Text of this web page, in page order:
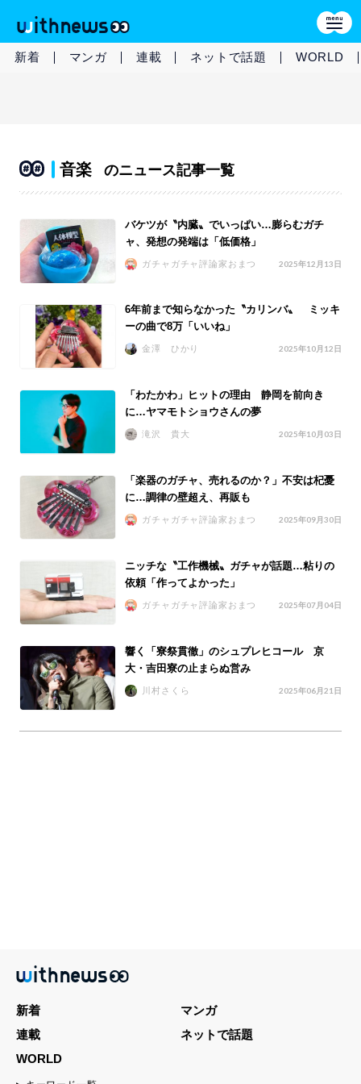
新着 マンガ 連載 ネットで話題 WORLD
音楽 のニュース記事一覧
バケツが〝内臓〟でいっぱい…膨らむガチ
ャ、発想の発端は「低価格」
ガチャガチャ評論家おまつ 2025年12月13日
6年前まで知らなかった〝カリンバ〟 ミッキ
ーの曲で8万「いいね」
金澤 ひかり 2025年10月12日
「わたかわ」ヒットの理由 静岡を前向き
に…ヤマモトショウさんの夢
滝沢 貴大 2025年10月03日
「楽器のガチャ、売れるのか？」不安は杞憂
に…調律の壁超え、再販も
ガチャガチャ評論家おまつ 2025年09月30日
ニッチな〝工作機械〟ガチャが話題…粘りの
依頼「作ってよかった」
ガチャガチャ評論家おまつ 2025年07月04日
響く「寮祭貫徹」のシュプレヒコール 京
大・吉田寮の止まらぬ営み
川村さくら 2025年06月21日
新着
マンガ
連載
ネットで話題
WORLD